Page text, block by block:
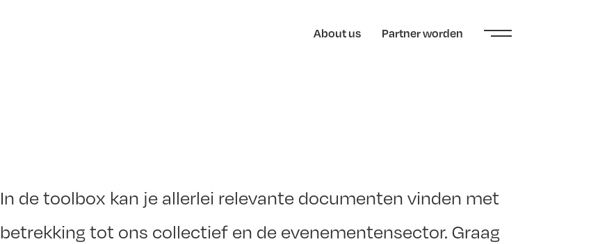
About us Partner worden
In de toolbox kan je allerlei relevante documenten vinden met
betrekking tot ons collectief en de evenementensector. Graag